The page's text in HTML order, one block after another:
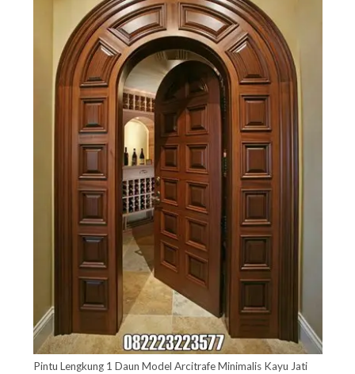
Pintu Lengkung 1 Daun Model Arcitrafe Minimalis Kayu Jati